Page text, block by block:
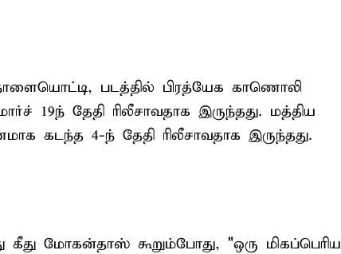
படத்தில் பிரத்யேக காணொலி
19ந் தேதி ரிலீசாவதாக இருந்தது. மத்திய
கடந்த 4-ந் தேதி ரிலீசாவதாக இருந்தது.
கீது மோகன்தாஸ் கூறும்போது, "ஒரு மிகப்பெரிய